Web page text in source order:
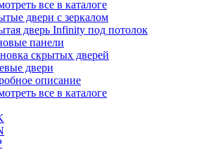
все в каталоге
двери с зеркалом
дверь Infinity под потолок
панели
скрытых дверей
двери
описание
все в каталоге